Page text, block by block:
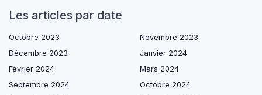
Les articles par date
Octobre 2023
Novembre 2023
Décembre 2023
Janvier 2024
Février 2024
Mars 2024
Septembre 2024
Octobre 2024